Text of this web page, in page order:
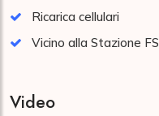
Ricarica cellulari
Vicino alla Stazione FS
Video